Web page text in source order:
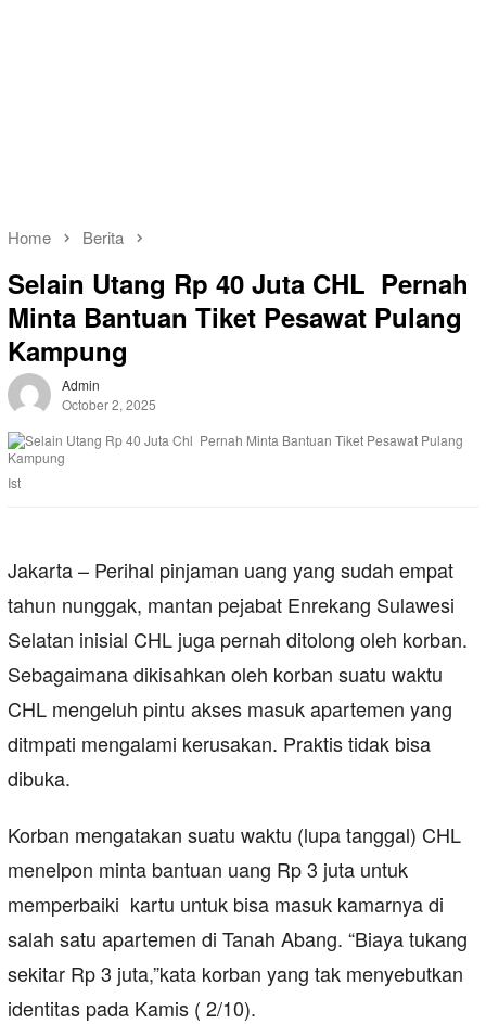
Home Berita
Selain Utang Rp 40 Juta CHL Pernah
Minta Bantuan Tiket Pesawat Pulang
Kampung
Admin
October 2, 2025
Ist
Jakarta – Perihal pinjaman uang yang sudah empat
tahun nunggak, mantan pejabat Enrekang Sulawesi
Selatan inisial CHL juga pernah ditolong oleh korban.
Sebagaimana dikisahkan oleh korban suatu waktu
CHL mengeluh pintu akses masuk apartemen yang
ditmpati mengalami kerusakan. Praktis tidak bisa
dibuka.
Korban mengatakan suatu waktu (lupa tanggal) CHL
menelpon minta bantuan uang Rp 3 juta untuk
memperbaiki kartu untuk bisa masuk kamarnya di
salah satu apartemen di Tanah Abang. “Biaya tukang
sekitar Rp 3 juta,”kata korban yang tak menyebutkan
identitas pada Kamis ( 2/10).